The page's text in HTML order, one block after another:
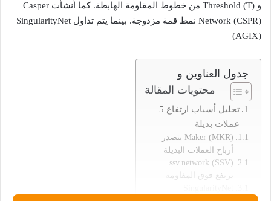
و Threshold (T) من خطوط المقاومة الهابطة. كما أنشأت Casper
Network (CSPR) نمط قمة مزدوجة. بينما يتم تداول SingularityNet
(AGIX)
جدول العناوين و
محتويات المقالة
تحليل أسباب ارتفاع 5
عملات بديلة
Maker (MKR) يتصدر
أرباح العملات البديلة
ssv.network (SSV)
يرتفع فوق المقاومة